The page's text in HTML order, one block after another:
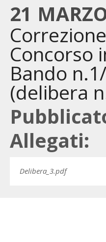
21
Concorso
Bando
(delibera
Allegati:
Delibera_3.pdf